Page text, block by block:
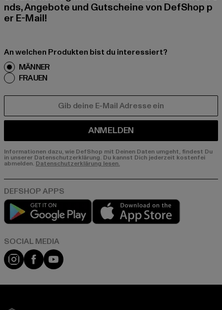
nds, Angebote und Gutscheine von DefShop p
er E-Mail!
An welchen Produkten bist du interessiert?
MÄNNER
FRAUEN
ANMELDEN
Informationen dazu, wie DefShop mit Deinen Daten umgeht, findest Du
in unserer Datenschutzerklärung. Du kannst Dich jederzeit kostenfei
abmelden. Datenschutzerklärung lesen.
Play market
Instagram
FacebookYouTube